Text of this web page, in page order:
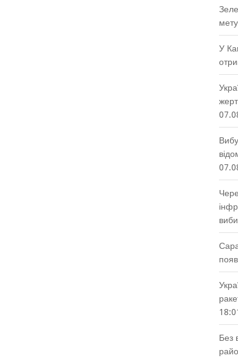
мету
У
Без